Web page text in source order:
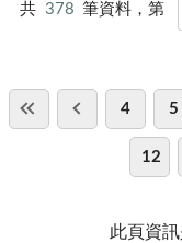
共 378 筆資料，第
4 5
12
此頁資